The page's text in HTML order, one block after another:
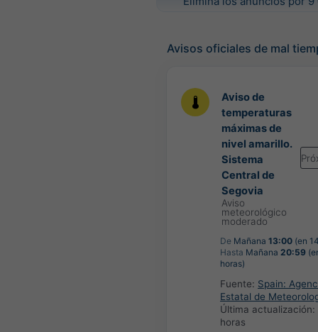
Avisos oficiales de mal
Aviso de
temperaturas
máximas de
nivel amarillo.
Sistema
Central de
Segovia
Aviso
meteorológico
moderado
De Mañana 13:00 (en
Hasta Mañana 20:59
horas)
Fuente: Spain:
Estatal de
Última actualización:
horas